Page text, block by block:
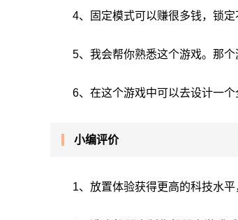
4、固定模式可以赚很多钱，锁
5、我会帮你熟悉这个游戏。那
6、在这个游戏中可以去设计一
小编评价
1、放置体验获得更高的科技水